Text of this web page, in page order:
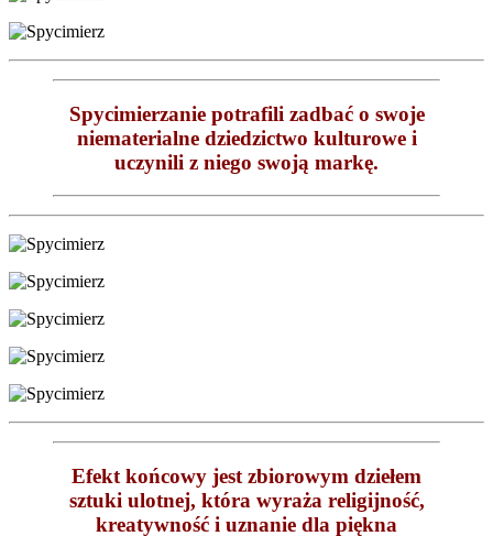
Spycimierzanie potrafili zadbać o swoje
niematerialne dziedzictwo kulturowe i
uczynili z niego swoją markę.
Efekt końcowy jest zbiorowym dziełem
sztuki ulotnej, która wyraża religijność,
kreatywność i uznanie dla piękna